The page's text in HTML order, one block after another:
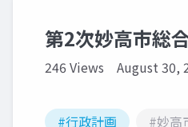
第2次妙高市総
246 Views August 30,
#行政計画 #妙高